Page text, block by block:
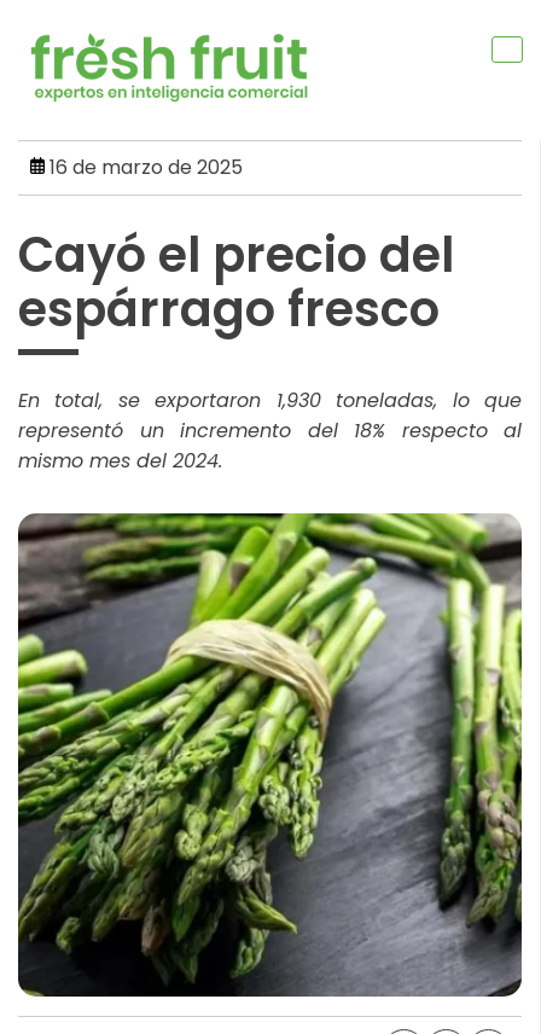
content
16 de marzo de 2025
Cayó el precio del
espárrago fresco
En total, se exportaron 1,930 toneladas, lo que
representó un incremento del 18% respecto al
mismo mes del 2024.